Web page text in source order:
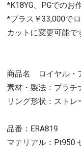
*K18YG、PGでのお
*プラス￥33,000で
カットに変更可能で
商品名 ロイヤル・
素材・製法：プラチ
リング形状：ストレ
品番：ERA819
マテリアル：Pt950